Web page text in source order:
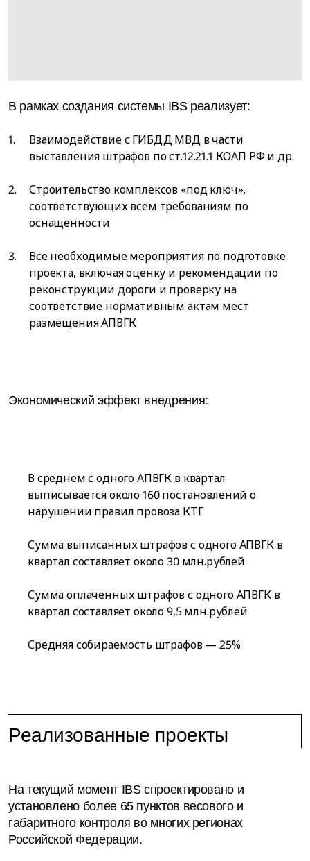
В рамках создания системы IBS реализует:
Взаимодействие с ГИБДД МВД в части
выставления штрафов по ст.12.21.1 КОАП РФ и др.
Строительство комплексов «под ключ»,
соответствующих всем требованиям по
оснащенности
Все необходимые мероприятия по подготовке
проекта, включая оценку и рекомендации по
реконструкции дороги и проверку на
соответствие нормативным актам мест
размещения АПВГК
Экономический эффект внедрения:
В среднем с одного АПВГК в квартал
выписывается около 160 постановлений о
нарушении правил провоза КТГ
Сумма выписанных штрафов с одного АПВГК в
квартал составляет около 30 млн.рублей
Сумма оплаченных штрафов с одного АПВГК в
квартал составляет около 9,5 млн.рублей
Средняя собираемость штрафов — 25%
Реализованные проекты
На текущий момент IBS спроектировано и
установлено более 65 пунктов весового и
габаритного контроля во многих регионах
Российской Федерации.